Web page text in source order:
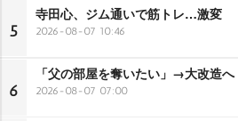
5
寺田心、ジム通いで筋トレ…激変
2026-08-07 10:46
6
「父の部屋を奪いたい」→大改造へ
2026-08-07 07:00